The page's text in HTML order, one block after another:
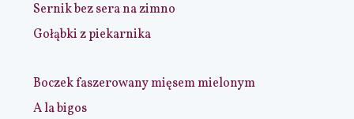
Sernik bez sera na zimno
Gołąbki z piekarnika
Boczek faszerowany mięsem mielonym
A la bigos